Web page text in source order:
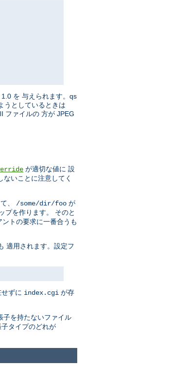
を 与えられます。qs
うとしているときは
ファイルの 方が JPEG
が適切な値に 設
ないことに注意してく
、 /some/dir/foo が
プを作ります。 そのと
トの要求に一番合うも
適用されます。設定フ
ずに index.cgi が存
子を持たないファイル
タイプのどれが